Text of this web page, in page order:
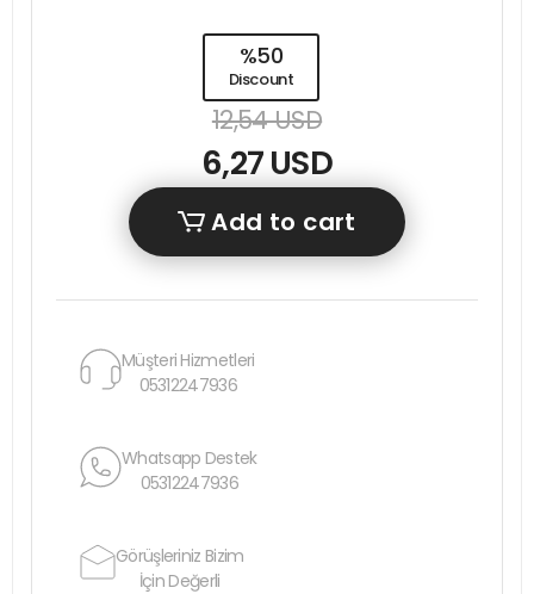
%50
Discount
12,54 USD
6,27 USD
Add to cart
Müşteri Hizmetleri
05312247936
Whatsapp Destek
05312247936
Görüşleriniz Bizim
İçin Değerli